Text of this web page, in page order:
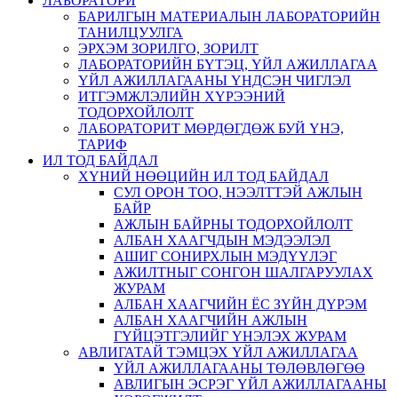
БАРИЛГЫН МАТЕРИАЛЫН ЛАБОРАТОРИЙН
ТАНИЛЦУУЛГА
ЭРХЭМ ЗОРИЛГО, ЗОРИЛТ
ЛАБОРАТОРИЙН БҮТЭЦ, ҮЙЛ АЖИЛЛАГАА
ҮЙЛ АЖИЛЛАГААНЫ ҮНДСЭН ЧИГЛЭЛ
ИТГЭМЖЛЭЛИЙН ХҮРЭЭНИЙ
ТОДОРХОЙЛОЛТ
ЛАБОРАТОРИТ МӨРДӨГДӨЖ БУЙ ҮНЭ,
ТАРИФ
ИЛ ТОД БАЙДАЛ
ХҮНИЙ НӨӨЦИЙН ИЛ ТОД БАЙДАЛ
СУЛ ОРОН ТОО, НЭЭЛТТЭЙ АЖЛЫН
БАЙР
АЖЛЫН БАЙРНЫ ТОДОРХОЙЛОЛТ
АЛБАН ХААГЧДЫН МЭДЭЭЛЭЛ
АШИГ СОНИРХЛЫН МЭДҮҮЛЭГ
АЖИЛТНЫГ СОНГОН ШАЛГАРУУЛАХ
ЖУРАМ
АЛБАН ХААГЧИЙН ЁС ЗҮЙН ДҮРЭМ
АЛБАН ХААГЧИЙН АЖЛЫН
ГҮЙЦЭТГЭЛИЙГ ҮНЭЛЭХ ЖУРАМ
АВЛИГАТАЙ ТЭМЦЭХ ҮЙЛ АЖИЛЛАГАА
ҮЙЛ АЖИЛЛАГААНЫ ТӨЛӨВЛӨГӨӨ
АВЛИГЫН ЭСРЭГ ҮЙЛ АЖИЛЛАГААНЫ